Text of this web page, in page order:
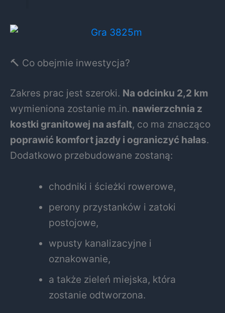
🔨 Co obejmie inwestycja?
Zakres prac jest szeroki. Na odcinku 2,2 km
wymieniona zostanie m.in. nawierzchnia z
kostki granitowej na asfalt, co ma znacząco
poprawić komfort jazdy i ograniczyć hałas.
Dodatkowo przebudowane zostaną:
chodniki i ścieżki rowerowe,
perony przystanków i zatoki
postojowe,
wpusty kanalizacyjne i
oznakowanie,
a także zieleń miejska, która
zostanie odtworzona.